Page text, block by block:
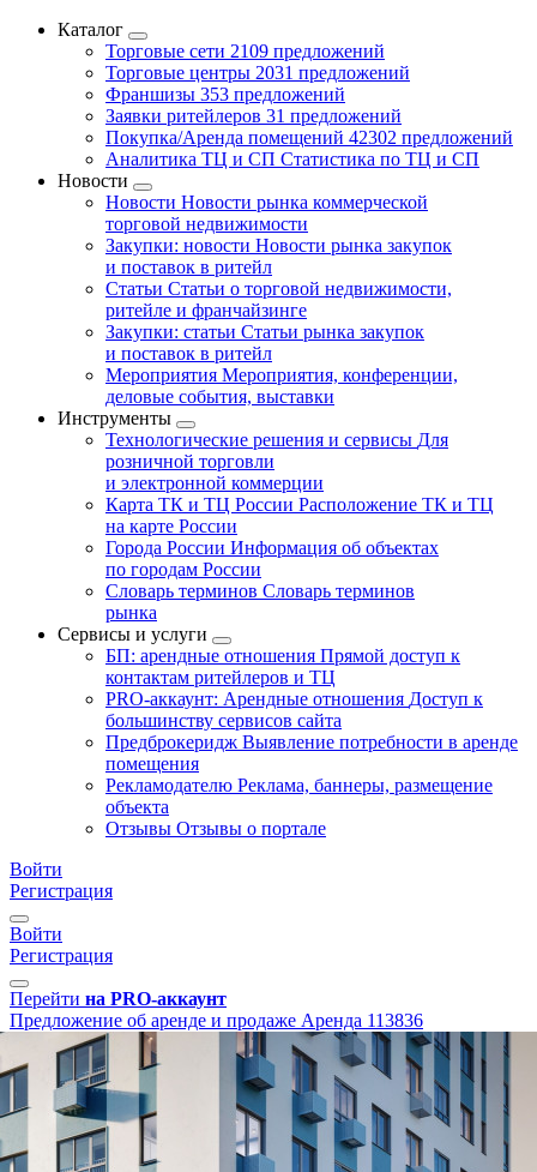
Каталог
Торговые сети 2109 предложений
Торговые центры 2031 предложений
Франшизы 353 предложений
Заявки ритейлеров 31 предложений
Покупка/Аренда помещений 42302 предложений
Аналитика ТЦ и СП Статистика по ТЦ и СП
Новости
Новости Новости рынка коммерческой
торговой недвижимости
Закупки: новости Новости рынка закупок
и поставок в ритейл
Статьи Статьи о торговой недвижимости,
ритейле и франчайзинге
Закупки: статьи Статьи рынка закупок
и поставок в ритейл
Мероприятия Мероприятия, конференции,
деловые события, выставки
Инструменты
Технологические решения и сервисы Для
розничной торговли
и электронной коммерции
Карта ТК и ТЦ России Расположение ТК и ТЦ
на карте России
Города России Информация об объектах
по городам России
Словарь терминов Словарь терминов
рынка
Сервисы и услуги
БП: арендные отношения Прямой доступ к
контактам ритейлеров и ТЦ
PRO-аккаунт: Арендные отношения Доступ к
большинству сервисов сайта
Предброкеридж Выявление потребности в аренде
помещения
Рекламодателю Реклама, баннеры, размещение
объекта
Отзывы Отзывы о портале
Войти
Регистрация
Войти
Регистрация
Перейти на PRO-аккаунт
Предложение об аренде и продаже Аренда 113836